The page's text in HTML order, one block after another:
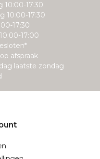
10:00-17:30
10:00-17:30
17:30
17:00
afspraak
laatste zondag